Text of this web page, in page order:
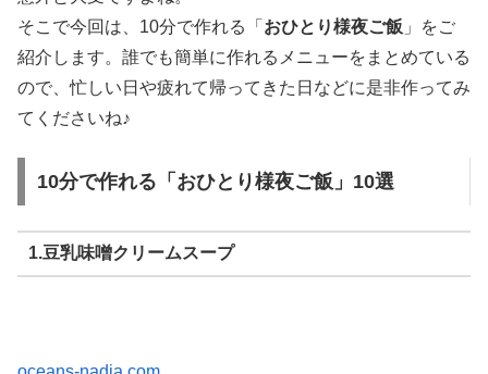
そこで今回は、10分で作れる「 おひとり様夜ご飯 」をご
紹介します。誰でも簡単に作れるメニューをまとめている
ので、忙しい日や疲れて帰ってきた日などに是非作ってみ
てくださいね♪
10分で作れる「おひとり様夜ご飯」10選
1.豆乳味噌クリームスープ